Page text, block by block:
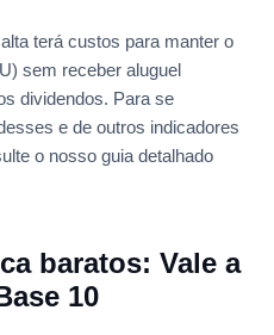
terá custos para manter o
sem receber aluguel
dividendos. Para se
e de outros indicadores
o nosso guia detalhado
baratos: Vale a
10